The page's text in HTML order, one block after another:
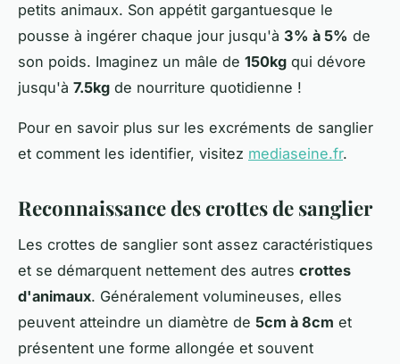
petits animaux. Son appétit gargantuesque le
pousse à ingérer chaque jour jusqu'à 3% à 5% de
son poids. Imaginez un mâle de 150kg qui dévore
jusqu'à 7.5kg de nourriture quotidienne !
Pour en savoir plus sur les excréments de sanglier
et comment les identifier, visitez mediaseine.fr.
Reconnaissance des crottes de sanglier
Les crottes de sanglier sont assez caractéristiques
et se démarquent nettement des autres crottes
d'animaux. Généralement volumineuses, elles
peuvent atteindre un diamètre de 5cm à 8cm et
présentent une forme allongée et souvent